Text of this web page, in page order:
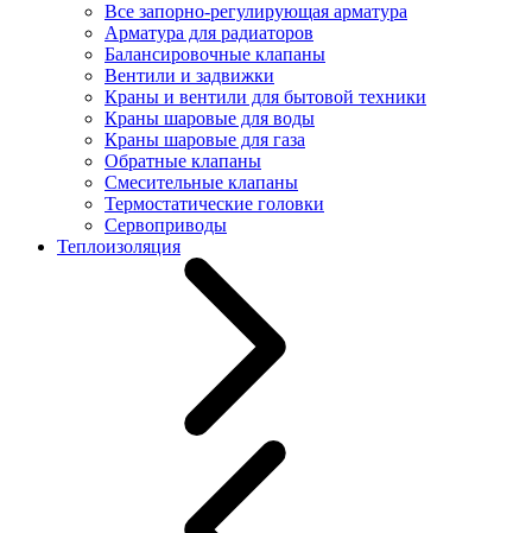
Все запорно-регулирующая арматура
Арматура для радиаторов
Балансировочные клапаны
Вентили и задвижки
Краны и вентили для бытовой техники
Краны шаровые для воды
Краны шаровые для газа
Обратные клапаны
Смесительные клапаны
Термостатические головки
Сервоприводы
Теплоизоляция